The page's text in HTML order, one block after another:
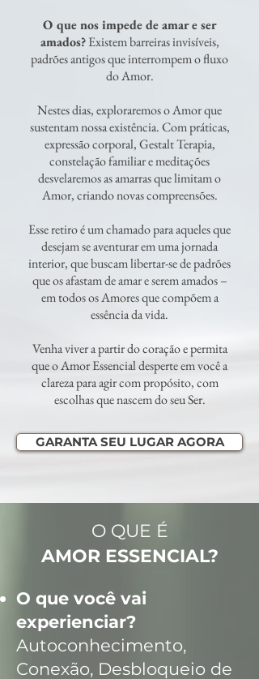
O que nos impede de amar e ser
amados?Existem barreiras invisíveis,
padrões antigos que interrompem o fluxo
do Amor.
Nestes dias, exploraremos o Amor que
sustentam nossa existência. Com práticas,
expressão corporal, Gestalt Terapia,
constelação familiar e meditações
desvelaremos as amarras que limitam o
Amor, criando novas compreensões.
Esse retiro é um chamado para aqueles que
desejam se aventurar em uma jornada
interior, que buscam libertar-se de padrões
que os afastam de amar e serem amados –
em todos os Amores que compõem a
essência da vida.
Venha viver a partir do coração e permita
que o Amor Essencial desperte em você a
clareza para agir com propósito, com
escolhas que nascem do seu Ser.
GARANTA SEU LUGAR AGORA
O QUE É
AMOR ESSENCIAL?
O que você vai
experienciar?
Autoconhecimento,
Conexão, Desbloqueio de